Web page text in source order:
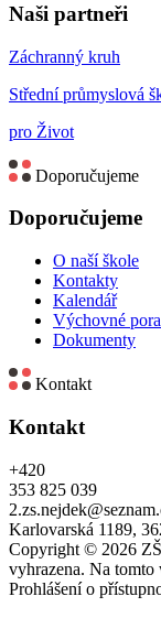
Naši partneři
Záchranný kruh
Střední průmyslová
pro Život
Doporučujeme
Doporučujeme
O naší škole
Kontakty
Kalendář
Výchovné
Dokumenty
Kontakt
Kontakt
+420
353 825 039
Karlovarská 1189,
Copyright © 2026
vyhrazena. Na tomto
Prohlášení o